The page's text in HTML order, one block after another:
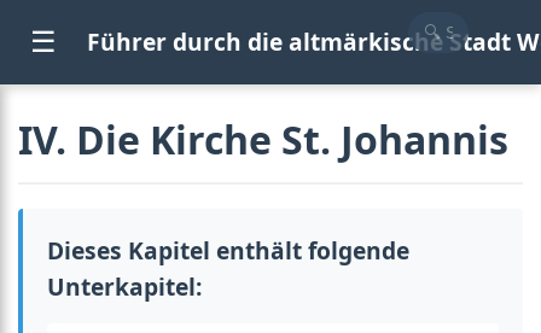
☰ Führer durch die altmärkische Stadt
IV. Die Kirche St. Johannis
Dieses Kapitel enthält folgende
Unterkapitel: